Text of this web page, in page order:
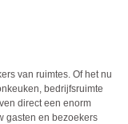
van ruimtes. Of het nu
bedrijfsruimte
direct een enorm
gasten en bezoekers